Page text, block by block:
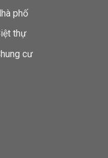
phố
thự
cư